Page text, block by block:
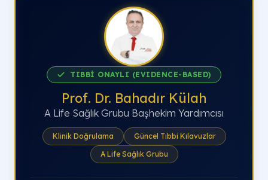
TIBBİ ONAYLI (EVIDENCE-BASED)
Prof. Dr. Bahadır Külah
A Life Sağlık Grubu Başhekim Yardımcısı
Klinik Doğrulama
Güncel Tıbbi Kılavuzlar
A Life Sağlık Grubu